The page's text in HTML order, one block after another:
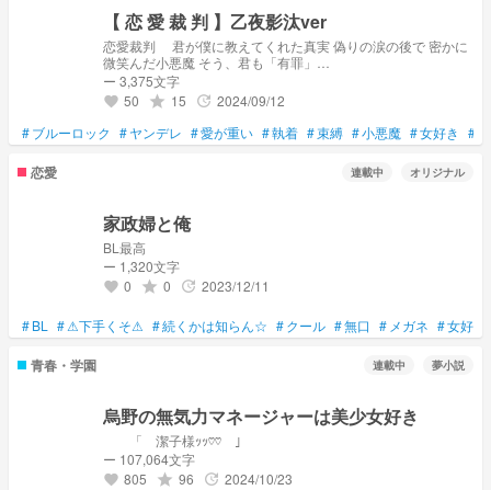
【 恋 愛 裁 判 】乙夜影汰ver
恋愛裁判 君が僕に教えてくれた真実 偽りの涙の後で 密かに
微笑んだ小悪魔 そう、君も「有罪」
ー 3,375文字
favorite 50 grade 15 update 2024/09/12
#ブルーロック #ヤンデレ #愛が重い #執着 #束縛 #小悪魔 #女好き #
恋愛 連載中 オリジナル
家政婦と俺
BL最高
ー 1,320文字
favorite 0 grade 0 update 2023/12/11
#BL #⚠下手くそ⚠ #続くかは知らん☆ #クール #無口 # メガネ #女好き
青春・学園 連載中 夢小説
烏野の無気力マネージャーは美少女好き
「 潔子様ｯｯ♡♡ 」
ー 107,064文字
favorite 805 grade 96 update 2024/10/23